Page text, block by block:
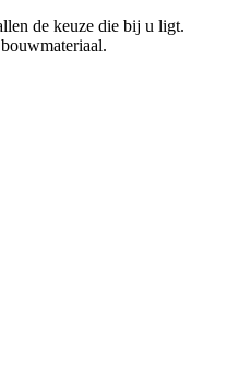
de keuze die bij u ligt.